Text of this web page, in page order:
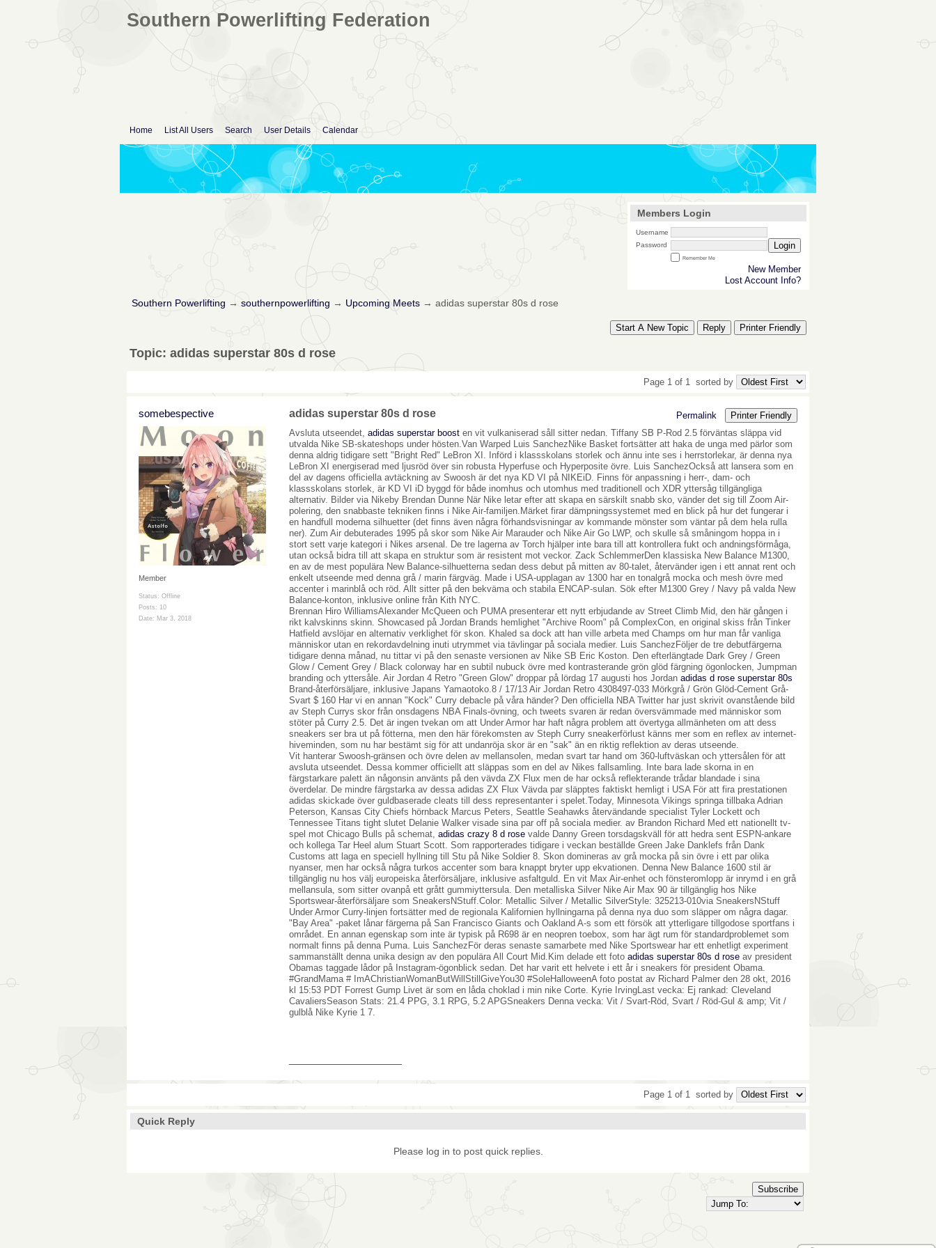
Southern Powerlifting Federation
Home List All Users Search User Details Calendar
Members Login
Username
Password
Login
Remember Me
New Member
Lost Account Info?
Southern Powerlifting → southernpowerlifting → Upcoming Meets→ adidas superstar 80s d rose
Start A New Topic Reply Printer Friendly
Topic: adidas superstar 80s d rose
Page 1 of 1 sorted by
somebespective
Member
Status: Offline
Posts: 10
Date: Mar 3, 2018
adidas superstar 80s d rose Permalink
Printer Friendly
Avsluta utseendet, adidas superstar boost en vit vulkaniserad såll sitter nedan. Tiffany SB P-Rod 2.5 förväntas släppa vid
utvalda Nike SB-skateshops under hösten.Van Warped Luis SanchezNike Basket fortsätter att haka de unga med pärlor som
denna aldrig tidigare sett "Bright Red" LeBron XI. Införd i klassskolans storlek och ännu inte ses i herrstorlekar, är denna nya
LeBron XI energiserad med ljusröd över sin robusta Hyperfuse och Hyperposite övre. Luis SanchezOckså att lansera som en
del av dagens officiella avtäckning av Swoosh är det nya KD VI på NIKEiD. Finns för anpassning i herr-, dam- och
klassskolans storlek, är KD VI iD byggd för både inomhus och utomhus med traditionell och XDR yttersåg tillgängliga
alternativ. Bilder via Nikeby Brendan Dunne När Nike letar efter att skapa en särskilt snabb sko, vänder det sig till Zoom Air-
polering, den snabbaste tekniken finns i Nike Air-familjen.Märket firar dämpningssystemet med en blick på hur det fungerar i
en handfull moderna silhuetter (det finns även några förhandsvisningar av kommande mönster som väntar på dem hela rulla
ner). Zum Air debuterades 1995 på skor som Nike Air Marauder och Nike Air Go LWP, och skulle så småningom hoppa in i
stort sett varje kategori i Nikes arsenal. De tre lagerna av Torch hjälper inte bara till att kontrollera fukt och andningsförmåga,
utan också bidra till att skapa en struktur som är resistent mot veckor. Zack SchlemmerDen klassiska New Balance M1300,
en av de mest populära New Balance-silhuetterna sedan dess debut på mitten av 80-talet, återvänder igen i ett annat rent och
enkelt utseende med denna grå / marin färgväg. Made i USA-upplagan av 1300 har en tonalgrå mocka och mesh övre med
accenter i marinblå och röd. Allt sitter på den bekväma och stabila ENCAP-sulan. Sök efter M1300 Grey / Navy på valda New
Balance-konton, inklusive online från Kith NYC.
Brennan Hiro WilliamsAlexander McQueen och PUMA presenterar ett nytt erbjudande av Street Climb Mid, den här gången i
rikt kalvskinns skinn. Showcased på Jordan Brands hemlighet "Archive Room" på ComplexCon, en original skiss från Tinker
Hatfield avslöjar en alternativ verklighet för skon. Khaled sa dock att han ville arbeta med Champs om hur man får vanliga
människor utan en rekordavdelning inuti utrymmet via tävlingar på sociala medier. Luis SanchezFöljer de tre debutfärgerna
tidigare denna månad, nu tittar vi på den senaste versionen av Nike SB Eric Koston. Den efterlängtade Dark Grey / Green
Glow / Cement Grey / Black colorway har en subtil nubuck övre med kontrasterande grön glöd färgning ögonlocken, Jumpman
branding och yttersåle. Air Jordan 4 Retro "Green Glow" droppar på lördag 17 augusti hos Jordan adidas d rose superstar 80s
Brand-återförsäljare, inklusive Japans Yamaotoko.8 / 17/13 Air Jordan Retro 4308497-033 Mörkgrå / Grön Glöd-Cement Grå-
Svart $ 160 Har vi en annan "Kock" Curry debacle på våra händer? Den officiella NBA Twitter har just skrivit ovanstående bild
av Steph Currys skor från onsdagens NBA Finals-övning, och tweets svaren är redan översvämmade med människor som
stöter på Curry 2.5. Det är ingen tvekan om att Under Armor har haft några problem att övertyga allmänheten om att dess
sneakers ser bra ut på fötterna, men den här förekomsten av Steph Curry sneakerförlust känns mer som en reflex av internet-
hiveminden, som nu har bestämt sig för att undanröja skor är en "sak" än en riktig reflektion av deras utseende.
Vit hanterar Swoosh-gränsen och övre delen av mellansolen, medan svart tar hand om 360-luftväskan och yttersålen för att
avsluta utseendet. Dessa kommer officiellt att släppas som en del av Nikes fallsamling. Inte bara lade skorna in en
färgstarkare palett än någonsin använts på den vävda ZX Flux men de har också reflekterande trådar blandade i sina
överdelar. De mindre färgstarka av dessa adidas ZX Flux Vävda par släpptes faktiskt hemligt i USA För att fira prestationen
adidas skickade över guldbaserade cleats till dess representanter i spelet.Today, Minnesota Vikings springa tillbaka Adrian
Peterson, Kansas City Chiefs hörnback Marcus Peters, Seattle Seahawks återvändande specialist Tyler Lockett och
Tennessee Titans tight slutet Delanie Walker visade sina par off på sociala medier. av Brandon Richard Med ett nationellt tv-
spel mot Chicago Bulls på schemat, adidas crazy 8 d rose valde Danny Green torsdagskväll för att hedra sent ESPN-ankare
och kollega Tar Heel alum Stuart Scott. Som rapporterades tidigare i veckan beställde Green Jake Danklefs från Dank
Customs att laga en speciell hyllning till Stu på Nike Soldier 8. Skon domineras av grå mocka på sin övre i ett par olika
nyanser, men har också några turkos accenter som bara knappt bryter upp ekvationen. Denna New Balance 1600 stil är
tillgänglig nu hos välj europeiska återförsäljare, inklusive asfaltguld. En vit Max Air-enhet och fönsteromlopp är inrymd i en grå
mellansula, som sitter ovanpå ett grått gummiyttersula. Den metalliska Silver Nike Air Max 90 är tillgänglig hos Nike
Sportswear-återförsäljare som SneakersNStuff.Color: Metallic Silver / Metallic SilverStyle: 325213-010via SneakersNStuff
Under Armor Curry-linjen fortsätter med de regionala Kalifornien hyllningarna på denna nya duo som släpper om några dagar.
"Bay Area" -paket lånar färgerna på San Francisco Giants och Oakland A-s som ett försök att ytterligare tillgodose sportfans i
området. En annan egenskap som inte är typisk på R698 är en neopren toebox, som har ägt rum för standardproblemet som
normalt finns på denna Puma. Luis SanchezFör deras senaste samarbete med Nike Sportswear har ett enhetligt experiment
sammanställt denna unika design av den populära All Court Mid.Kim delade ett foto adidas superstar 80s d rose av president
Obamas taggade lådor på Instagram-ögonblick sedan. Det har varit ett helvete i ett år i sneakers för president Obama.
#GrandMama # ImAChristianWomanButWillStillGiveYou30 #SoleHalloweenA foto postat av Richard Palmer den 28 okt, 2016
kl 15:53 ​​PDT Forrest Gump Livet är som en låda choklad i min nike Corte. Kyrie IrvingLast vecka: Ej rankad: Cleveland
CavaliersSeason Stats: 21.4 PPG, 3.1 RPG, 5.2 APGSneakers Denna vecka: Vit / Svart-Röd, Svart / Röd-Gul & amp; Vit /
gulblå Nike Kyrie 1 7.
Page 1 of 1 sorted by
Quick Reply
Please log in to post quick replies.
Subscribe